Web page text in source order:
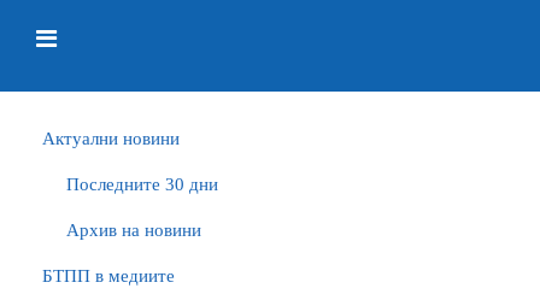
Актуални новини
Последните 30 дни
Архив на новини
БTПП в медиите